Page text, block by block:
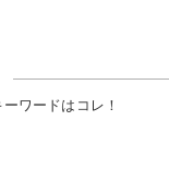
ワードはコレ！